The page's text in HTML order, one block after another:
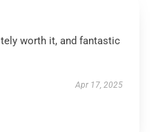
worth it, and fantastic
Apr 17, 2025